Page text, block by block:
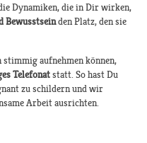
Dynamiken, die in Dir wirken,
Bewusstseinden Platz, den sie
aufnehmen können,
Telefonatstatt. So hast Du
zu schildern und wir
Arbeit ausrichten.